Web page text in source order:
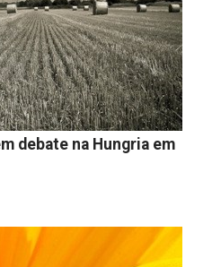
debate na Hungria em